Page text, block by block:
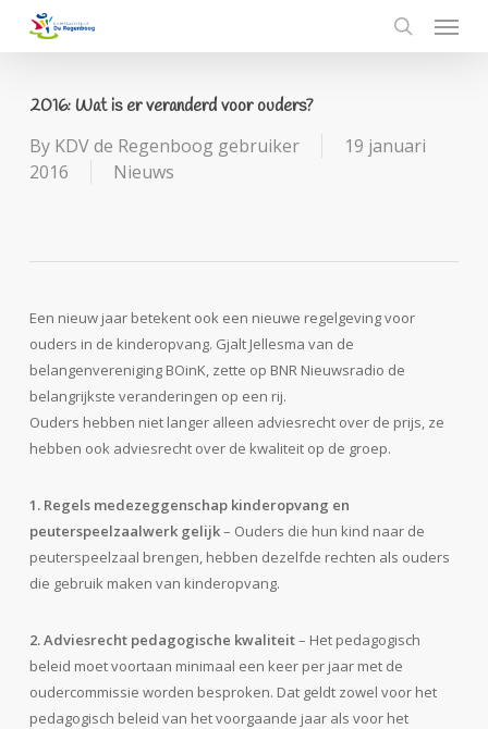
search
Menu
2016: Wat is er veranderd voor ouders?
By KDV de Regenboog gebruiker
19 januari
2016
Nieuws
Een nieuw jaar betekent ook een nieuwe regelgeving voor
ouders in de kinderopvang. Gjalt Jellesma van de
belangenvereniging BOinK, zette op BNR Nieuwsradio de
belangrijkste veranderingen op een rij.
Ouders hebben niet langer alleen adviesrecht over de prijs, ze
hebben ook adviesrecht over de kwaliteit op de groep.
1. Regels medezeggenschap kinderopvang en
peuterspeelzaalwerk gelijk– Ouders die hun kind naar de
peuterspeelzaal brengen, hebben dezelfde rechten als ouders
die gebruik maken van kinderopvang.
2. Adviesrecht pedagogische kwaliteit– Het pedagogisch
beleid moet voortaan minimaal een keer per jaar met de
oudercommissie worden besproken. Dat geldt zowel voor het
pedagogisch beleid van het voorgaande jaar als voor het